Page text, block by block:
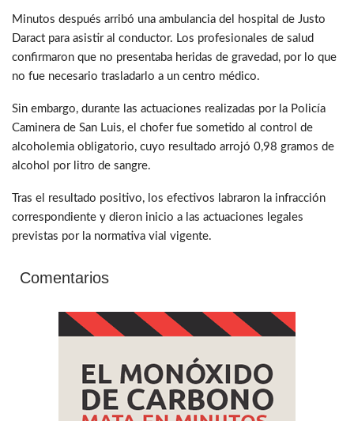
Minutos después arribó una ambulancia del hospital de Justo
Daract para asistir al conductor. Los profesionales de salud
confirmaron que no presentaba heridas de gravedad, por lo que
no fue necesario trasladarlo a un centro médico.
Sin embargo, durante las actuaciones realizadas por la Policía
Caminera de San Luis, el chofer fue sometido al control de
alcoholemia obligatorio, cuyo resultado arrojó 0,98 gramos de
alcohol por litro de sangre.
Tras el resultado positivo, los efectivos labraron la infracción
correspondiente y dieron inicio a las actuaciones legales
previstas por la normativa vial vigente.
Comentarios